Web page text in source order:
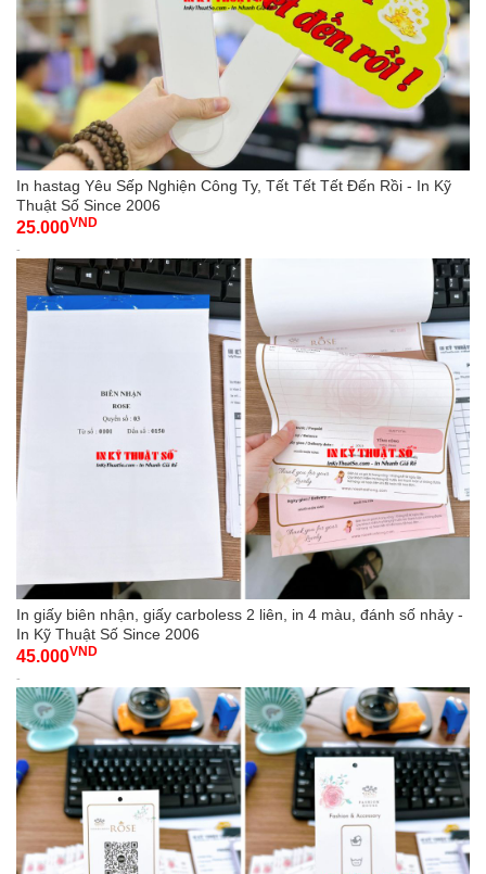
In hastag Yêu Sếp Nghiện Công Ty, Tết Tết Tết Đến Rồi - In Kỹ
Thuật Số Since 2006
25.000VND
-
In giấy biên nhận, giấy carboless 2 liên, in 4 màu, đánh số nhảy -
In Kỹ Thuật Số Since 2006
45.000VND
-